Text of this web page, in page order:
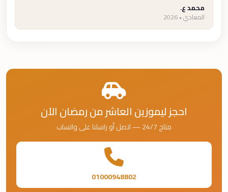
محمد ع.
المعادي • 2026
احجز ليموزين العاشر من رمضان الآن
متاح 24/7 — اتصل أو راسلنا على واتساب
01000948802